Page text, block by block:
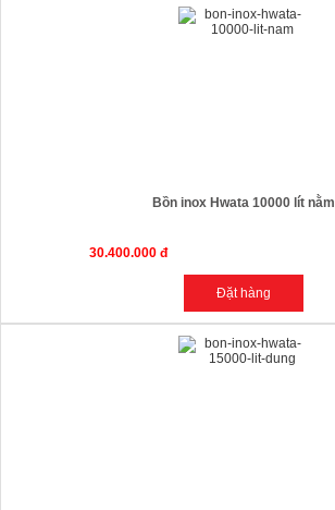
Bồn inox Hwata 10000 lít nằm
30.400.000 đ